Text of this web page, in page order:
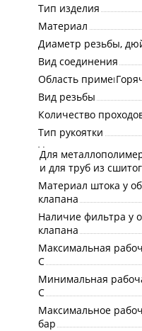
Тип изделия
Материал
Диаметр резьбы,
Вид соединения
Область
Вид резьбы
Количество
Тип рукоятки
Угловое
Присоединение
Для
и для труб из
Материал штока у
клапана
Наличие фильтра у
клапана
Максимальная
С
Минимальная
С
Максимальное
бар